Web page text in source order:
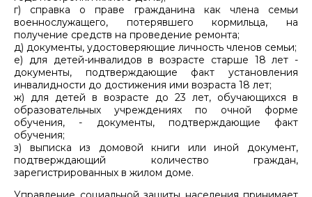
г) справка о праве гражданина как члена семьи
военнослужащего, потерявшего кормильца, на
получение средств на проведение ремонта;
д) документы, удостоверяющие личность членов семьи;
е) для детей-инвалидов в возрасте старше 18 лет -
документы, подтверждающие факт установления
инвалидности до достижения ими возраста 18 лет;
ж) для детей в возрасте до 23 лет, обучающихся в
образовательных учреждениях по очной форме
обучения, - документы, подтверждающие факт
обучения;
з) выписка из домовой книги или иной документ,
подтверждающий количество граждан,
зарегистрированных в жилом доме.